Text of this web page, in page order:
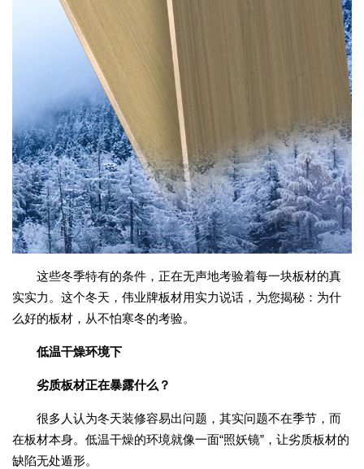
这些冬季特有的条件，正在无声地考验着每一块板材的真
实实力。这个冬天，伟业牌板材用实力说话，为您揭秘：为什
么好的板材，从不怕寒冬的考验。
低温干燥环境下
劣质板材正在暴露什么？
很多人认为冬天装修容易出问题，其实问题不在季节，而
在板材本身。低温干燥的环境就像一面“照妖镜”，让劣质板材的
缺陷无处遁形。